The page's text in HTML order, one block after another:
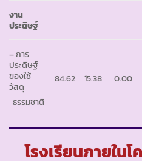
งาน
ประดิษฐ์
– การ
ประดิษฐ์
ของใช้
วัสดุ
ธรรมชาติ
84.62 15.38 0.00
โรงเรียนภายใน